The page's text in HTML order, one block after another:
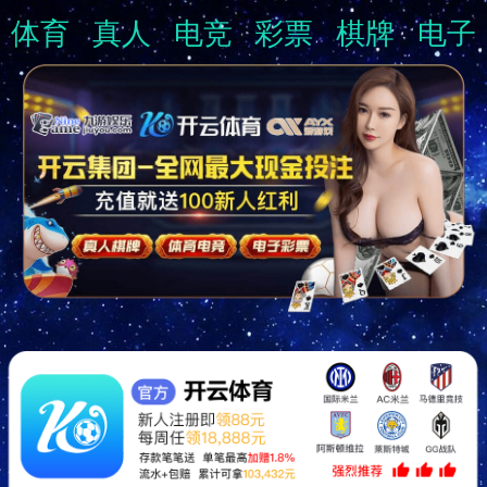
体育 真人 电竞 彩票 棋牌 电子